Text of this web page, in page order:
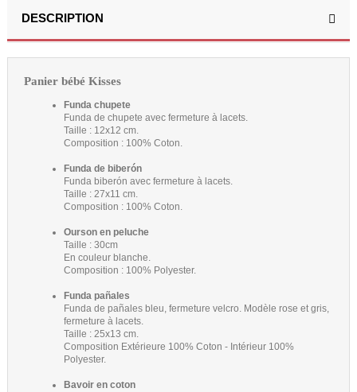
DESCRIPTION
Panier bébé Kisses
Funda chupete
Funda de chupete avec fermeture à lacets.
Taille : 12x12 cm.
Composition : 100% Coton.
Funda de biberón
Funda biberón avec fermeture à lacets.
Taille : 27x11 cm.
Composition : 100% Coton.
Ourson en peluche
Taille : 30cm
En couleur blanche.
Composition : 100% Polyester.
Funda pañales
Funda de pañales bleu, fermeture velcro. Modèle rose et gris,
fermeture à lacets.
Taille : 25x13 cm.
Composition Extérieure 100% Coton - Intérieur 100%
Polyester.
Bavoir en coton